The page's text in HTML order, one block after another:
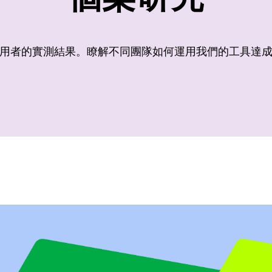
者的實測結果。瞭解不同團隊如何運用我們的工具達